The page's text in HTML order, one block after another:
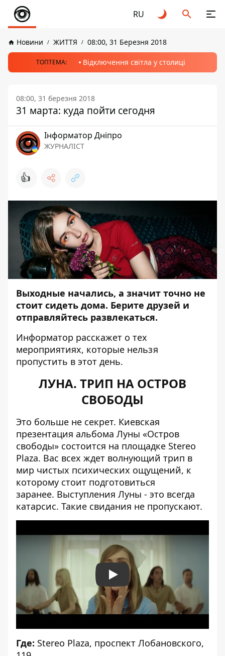
RU
Новини ЖИТТЯ 08:00, 31 Березня 2018
ТОПТЕМА: Відключення світла у столиці
08:00, 31 березня 2018
31 марта: куда пойти сегодня
Інформатор Дніпро
ЖУРНАЛІСТ
👍
Выходные начались, а значит точно не
стоит сидеть дома. Берите друзей и
отправляйтесь развлекаться.
Информатор расскажет о тех
мероприятиях, которые нельзя
пропустить в этот день.
ЛУНА. ТРИП НА ОСТРОВ
СВОБОДЫ
Это больше не секрет. Киевская
презентация альбома Луны «Остров
свободы» состоится на площадке Stereo
Plaza. Вас всех ждет волнующий трип в
мир чистых психических ощущений, к
которому стоит подготовиться
заранее. Выступления Луны - это всегда
катарсис. Такие свидания не пропускают.
Play
Где: Stereo Plaza, проспект Лобановского,